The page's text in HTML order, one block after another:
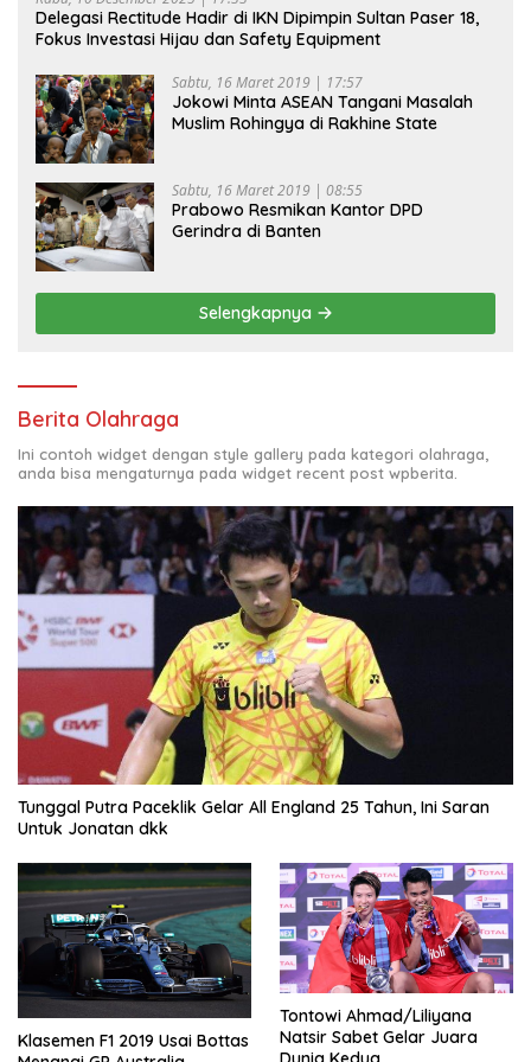
Delegasi Rectitude Hadir di IKN Dipimpin Sultan Paser 18,
Fokus Investasi Hijau dan Safety Equipment
Sabtu, 16 Maret 2019 | 17:57
Jokowi Minta ASEAN Tangani Masalah
Muslim Rohingya di Rakhine State
Sabtu, 16 Maret 2019 | 08:55
Prabowo Resmikan Kantor DPD
Gerindra di Banten
Selengkapnya
Berita Olahraga
Ini contoh widget dengan style gallery pada kategori olahraga,
anda bisa mengaturnya pada widget recent post wpberita.
Tunggal Putra Paceklik Gelar All England 25 Tahun, Ini Saran
Untuk Jonatan dkk
Klasemen F1 2019 Usai Bottas
Tontowi Ahmad/Liliyana
Natsir Sabet Gelar Juara